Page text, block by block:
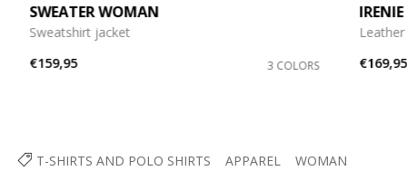
T-SHIRTS AND POLO SHIRTS APPAREL WOMAN
SWEATER WOMAN
Sweatshirt jacket
€159,95
3 COLORS
€169,95